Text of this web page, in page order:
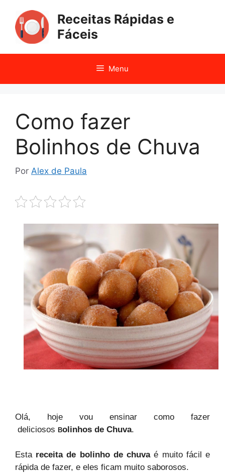
para
conteúdo
Receitas Rápidas e
Fáceis
Menu
Como fazer
Bolinhos de Chuva
Por Alex de Paula
Olá, hoje vou ensinar como fazer
deliciosos Bolinhos de Chuva.
Estareceita de bolinho de chuvaé muito fácil e
rápida de fazer, e eles ficam muito saborosos.